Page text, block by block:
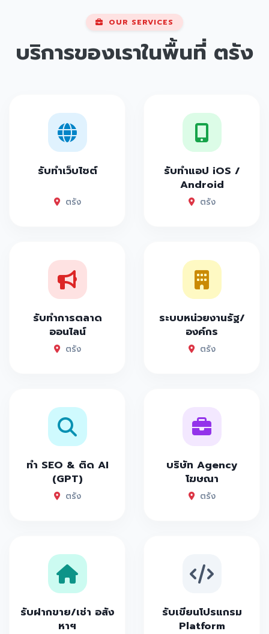
OUR SERVICES
บริการของเราในพื้นที่ ตรัง
รับทำเว็บไซต์
ตรัง
รับทำแอป iOS /
Android
ตรัง
รับทำการตลาด
ออนไลน์
ตรัง
ระบบหน่วยงานรัฐ/
องค์กร
ตรัง
ทำ SEO & ติด AI
(GPT)
ตรัง
บริษัท Agency
โฆษณา
ตรัง
รับฝากขาย/เช่า อสัง
หาฯ
รับเขียนโปรแกรม
Platform